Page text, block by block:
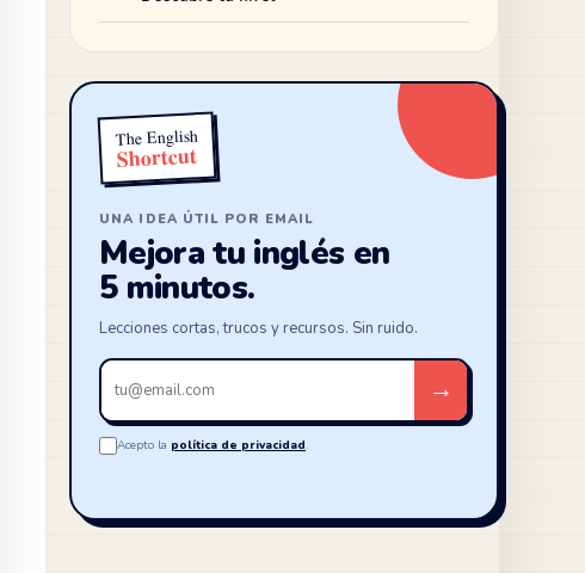
The English
Shortcut
UNA IDEA ÚTIL POR EMAIL
Mejora tu inglés en
5 minutos.
Lecciones cortas, trucos y recursos. Sin ruido.
Tu
email
→
Acepto la política de privacidad.